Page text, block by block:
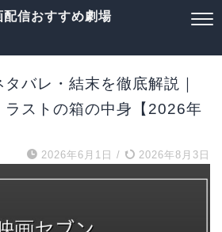
配信おすすめ劇場
バレ・結末を徹底解説｜
ラストの箱の中身【2026年
2026年6月1日 / 2026年8月3日